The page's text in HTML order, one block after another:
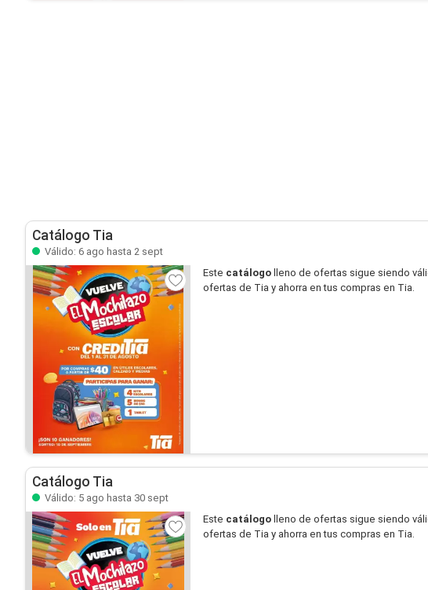
Catálogo Tia
Válido: 6 ago hasta 2 sept
Este catálogo lleno de ofertas sigue siendo
ofertas de Tia y ahorra en tus compras en Tia.
Catálogo Tia
Válido: 5 ago hasta 30 sept
Este catálogo lleno de ofertas sigue siendo
ofertas de Tia y ahorra en tus compras en Tia.